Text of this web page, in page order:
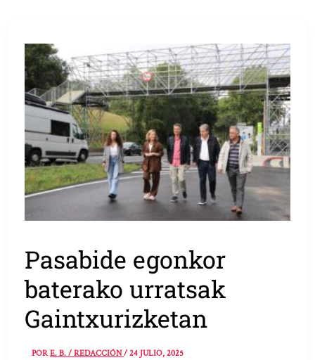
Pasabide egonkor
baterako urratsak
Gaintxurizketan
PORE. B. / REDACCIÓN/24 JULIO, 2025